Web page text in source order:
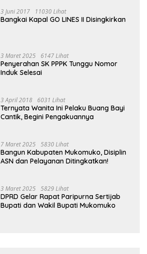
3 Juni 2017 11030 Lihat
Bangkai Kapal GO LINES II Disingkirkan
3 Maret 2025 6147 Lihat
Penyerahan SK PPPK Tunggu Nomor
Induk Selesai
3 April 2018 6031 Lihat
Ternyata Wanita Ini Pelaku Buang Bayi
Cantik, Begini Pengakuannya
7 Maret 2025 5830 Lihat
Bangun Kabupaten Mukomuko, Disiplin
ASN dan Pelayanan Ditingkatkan!
3 Maret 2025 5829 Lihat
DPRD Gelar Rapat Paripurna Sertijab
Bupati dan Wakil Bupati Mukomuko